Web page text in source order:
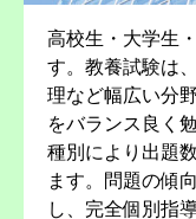
高校生・大学生
す。教養試験は
理など幅広い分
をバランス良く
種別により出題
ます。問題の傾
し、完全個別指